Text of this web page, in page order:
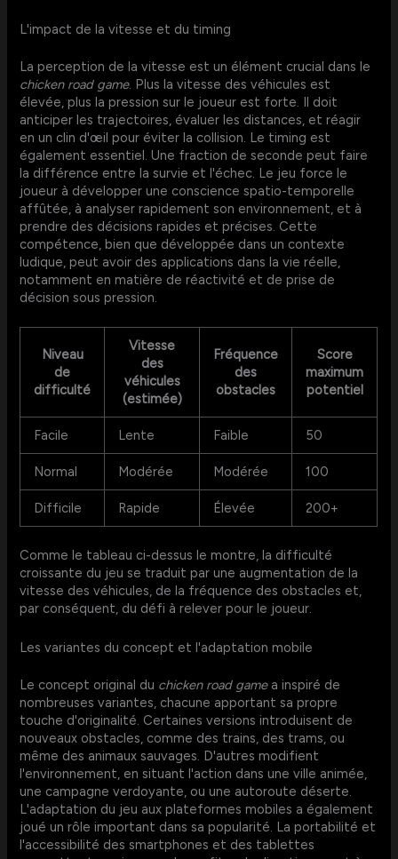
L'impact de la vitesse et du timing
La perception de la vitesse est un élément crucial dans le
chicken road game. Plus la vitesse des véhicules est
élevée, plus la pression sur le joueur est forte. Il doit
anticiper les trajectoires, évaluer les distances, et réagir
en un clin d'œil pour éviter la collision. Le timing est
également essentiel. Une fraction de seconde peut faire
la différence entre la survie et l'échec. Le jeu force le
joueur à développer une conscience spatio-temporelle
affûtée, à analyser rapidement son environnement, et à
prendre des décisions rapides et précises. Cette
compétence, bien que développée dans un contexte
ludique, peut avoir des applications dans la vie réelle,
notamment en matière de réactivité et de prise de
décision sous pression.
Niveau
de
difficulté
Vitesse
des
véhicules
(estimée)
Fréquence
des
obstacles
Score
maximum
potentiel
Facile Lente Faible 50
Normal Modérée Modérée 100
Difficile Rapide Élevée 200+
Comme le tableau ci-dessus le montre, la difficulté
croissante du jeu se traduit par une augmentation de la
vitesse des véhicules, de la fréquence des obstacles et,
par conséquent, du défi à relever pour le joueur.
Les variantes du concept et l'adaptation mobile
Le concept original du chicken road gamea inspiré de
nombreuses variantes, chacune apportant sa propre
touche d'originalité. Certaines versions introduisent de
nouveaux obstacles, comme des trains, des trams, ou
même des animaux sauvages. D'autres modifient
l'environnement, en situant l'action dans une ville animée,
une campagne verdoyante, ou une autoroute déserte.
L'adaptation du jeu aux plateformes mobiles a également
joué un rôle important dans sa popularité. La portabilité et
l'accessibilité des smartphones et des tablettes